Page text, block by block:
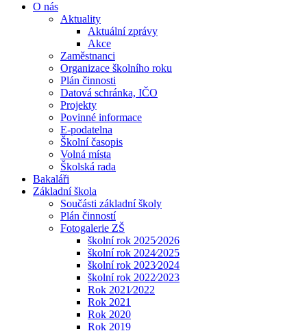
O nás
Aktuality
Aktuální zprávy
Akce
Zaměstnanci
Organizace školního roku
Plán činnosti
Datová schránka, IČO
Projekty
Povinné informace
E-podatelna
Školní časopis
Volná místa
Školská rada
Bakaláři
Základní škola
Součásti základní školy
Plán činností
Fotogalerie ZŠ
školní rok 2025⁄2026
školní rok 2024⁄2025
školní rok 2023⁄2024
školní rok 2022⁄2023
Rok 2021⁄2022
Rok 2021
Rok 2020
Rok 2019